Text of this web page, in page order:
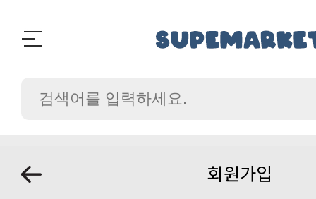
회원가입